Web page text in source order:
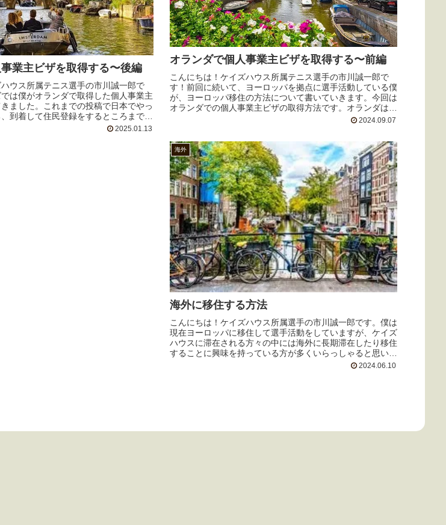
業主ビザを取得する〜後編
ウス所属テニス選手の市川誠一郎で
は僕がオランダで取得した個人事業主
ました。これまでの投稿で日本でやっ
到着して住民登録をするところまで説
2025.01.13
オランダで個人事業主ビザを取得する〜前編
こんにちは！ケイズハウス所属テニス選手の市川誠一郎で
す！前回に続いて、ヨーロッパを拠点に選手活動している僕
が、ヨーロッパ移住の方法について書いていきます。今回は
オランダでの個人事業主ビザの取得方法です。オランダは日
2024.09.07
海外
海外に移住する方法
こんにちは！ケイズハウス所属選手の市川誠一郎です。僕は
現在ヨーロッパに移住して選手活動をしていますが、ケイズ
ハウスに滞在される方々の中には海外に長期滞在したり移住
することに興味を持っている方が多くいらっしゃると思いま
2024.06.10